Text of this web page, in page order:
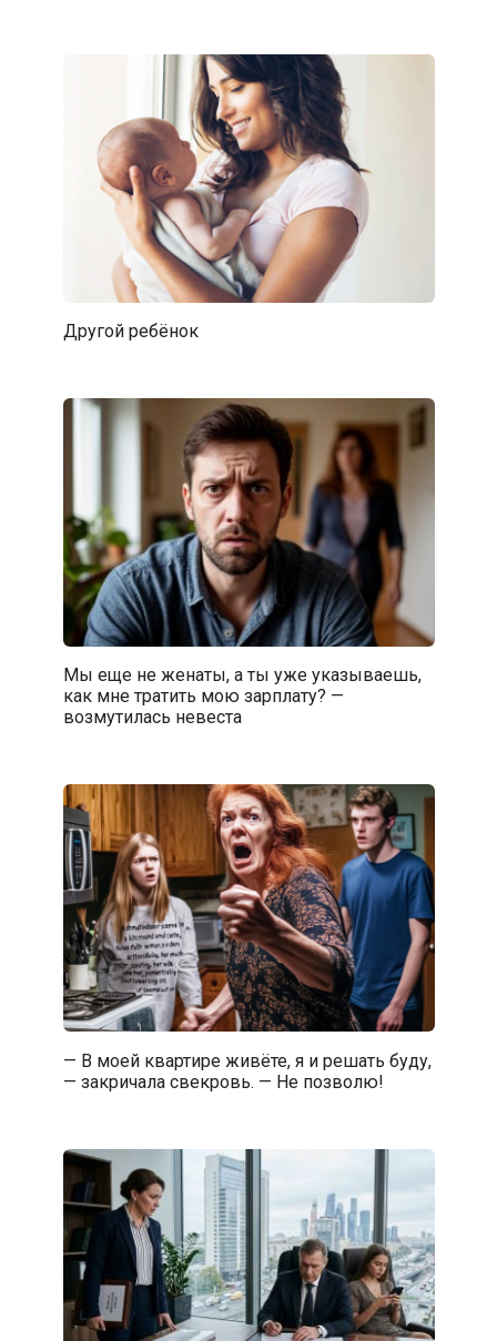
Другой ребёнок
Мы еще не женаты, а ты уже указываешь,
как мне тратить мою зарплату? —
возмутилась невеста
— В моей квартире живёте, я и решать буду,
— закричала свекровь. — Не позволю!